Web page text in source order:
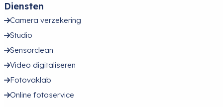
Diensten
Camera verzekering
Studio
Sensorclean
Video digitaliseren
Fotovaklab
Online fotoservice